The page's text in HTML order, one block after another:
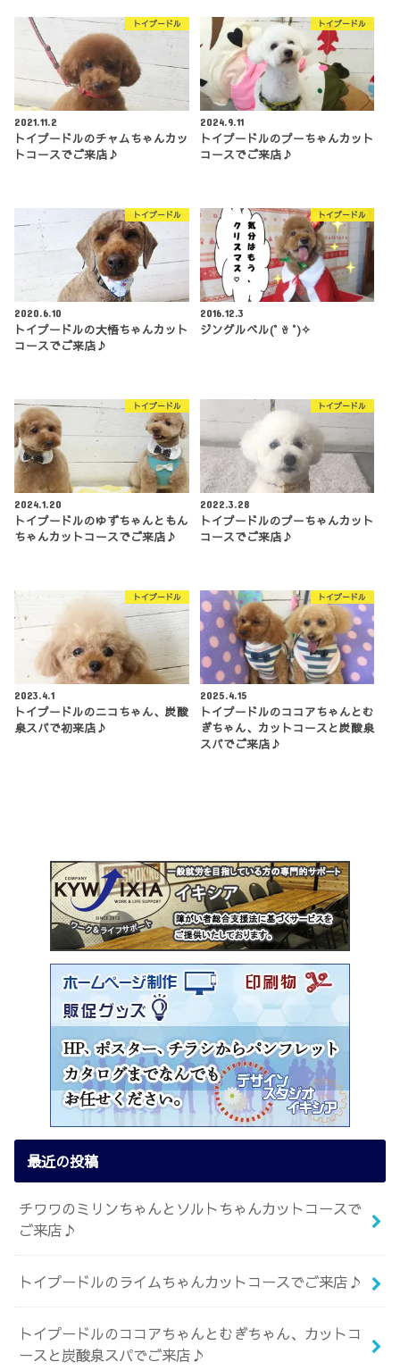
トイプードル
2021.11.2
トイプードルのチャムちゃんカッ
トコースでご来店♪
トイプードル
2024.9.11
トイプードルのプーちゃんカット
コースでご来店♪
トイプードル
2020.6.10
トイプードルの大悟ちゃんカット
コースでご来店♪
トイプードル
2016.12.3
ジングルベル(° ꈊ °)✧
トイプードル
2024.1.20
トイプードルのゆずちゃんともん
ちゃんカットコースでご来店♪
トイプードル
2022.3.28
トイプードルのプーちゃんカット
コースでご来店♪
トイプードル
2023.4.1
トイプードルのニコちゃん、炭酸
泉スパで初来店♪
トイプードル
2025.4.15
トイプードルのココアちゃんとむ
ぎちゃん、カットコースと炭酸泉
スパでご来店♪
最近の投稿
チワワのミリンちゃんとソルトちゃんカットコースで
ご来店♪
トイプードルのライムちゃんカットコースでご来店♪
トイプードルのココアちゃんとむぎちゃん、カットコ
ースと炭酸泉スパでご来店♪